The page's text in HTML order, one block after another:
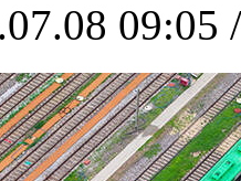
09:05